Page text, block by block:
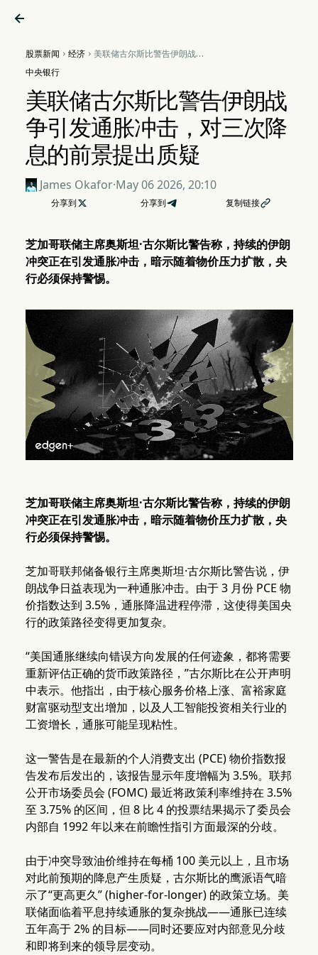

股票新闻  经济 美联储古尔斯比警告伊朗战争
中央银行
美联储古尔斯比警告伊朗战
争引发通胀冲击，对三次降
息的前景提出质疑
James Okafor·May 06 2026, 20:10
分享到  分享到 复制链接
芝加哥联储主席奥斯坦·古尔斯比警告称，持续的伊朗
冲突正在引发通胀冲击，暗示随着物价压力扩散，央
行必须保持警惕。
芝加哥联储主席奥斯坦·古尔斯比警告称，持续的伊朗
冲突正在引发通胀冲击，暗示随着物价压力扩散，央
行必须保持警惕。
芝加哥联邦储备银行主席奥斯坦·古尔斯比警告说，伊
朗战争日益表现为一种通胀冲击。由于 3 月份 PCE 物
价指数达到 3.5%，通胀降温进程停滞，这使得美国央
行的政策路径变得更加复杂。
“美国通胀继续向错误方向发展的任何迹象，都将需要
重新评估正确的货币政策路径，”古尔斯比在公开声明
中表示。他指出，由于核心服务价格上涨、富裕家庭
财富驱动型支出增加，以及人工智能投资相关行业的
工资增长，通胀可能呈现粘性。
这一警告是在最新的个人消费支出 (PCE) 物价指数报
告发布后发出的，该报告显示年度增幅为 3.5%。联邦
公开市场委员会 (FOMC) 最近将政策利率维持在 3.5%
至 3.75% 的区间，但 8 比 4 的投票结果揭示了委员会
内部自 1992 年以来在前瞻性指引方面最深的分歧。
由于冲突导致油价维持在每桶 100 美元以上，且市场
对此前预期的降息产生质疑，古尔斯比的鹰派语气暗
示了“更高更久” (higher-for-longer) 的政策立场。美
联储面临着平息持续通胀的复杂挑战——通胀已连续
五年高于 2% 的目标——同时还要应对内部意见分歧
和即将到来的领导层变动。